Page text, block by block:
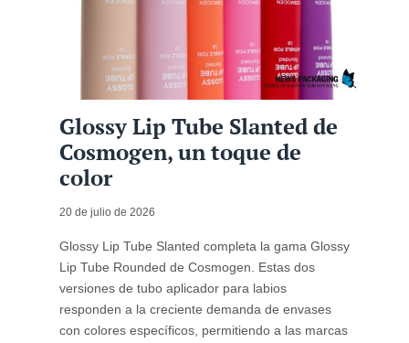
Glossy Lip Tube Slanted de
Cosmogen, un toque de
color
20 de julio de 2026
Glossy Lip Tube Slanted completa la gama Glossy
Lip Tube Rounded de Cosmogen. Estas dos
versiones de tubo aplicador para labios
responden a la creciente demanda de envases
con colores específicos, permitiendo a las marcas